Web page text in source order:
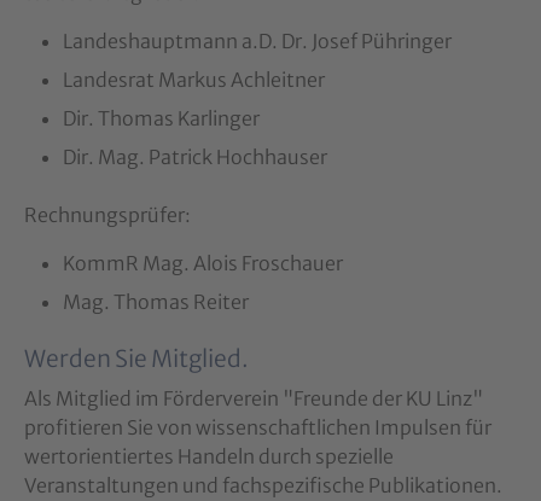
Landeshauptmann a.D. Dr. Josef Pühringer
Landesrat Markus Achleitner
Dir. Thomas Karlinger
Dir. Mag. Patrick Hochhauser
Rechnungsprüfer:
KommR Mag. Alois Froschauer
Mag. Thomas Reiter
Werden Sie Mitglied.
Als Mitglied im Förderverein "Freunde der KU Linz"
profitieren Sie von wissenschaftlichen Impulsen für
wertorientiertes Handeln durch spezielle
Veranstaltungen und fachspezifische Publikationen.